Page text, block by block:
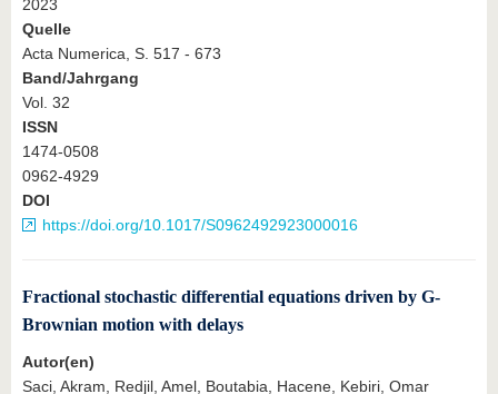
2023
Quelle
Acta Numerica, S. 517 - 673
Band/Jahrgang
Vol. 32
ISSN
1474-0508
0962-4929
DOI
https://doi.org/10.1017/S0962492923000016
Fractional stochastic differential equations driven by G-
Brownian motion with delays
Autor(en)
Saci, Akram, Redjil, Amel, Boutabia, Hacene, Kebiri, Omar